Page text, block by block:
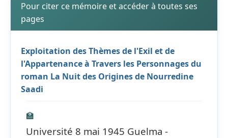
Pour citer ce mémoire et accéder à toutes ses
pages
Exploitation des Thèmes de l'Exil et de
l'Appartenance à Travers les Personnages du
roman La Nuit des Origines de Nourredine
Saadi
🏫
Université 8 mai 1945 Guelma -